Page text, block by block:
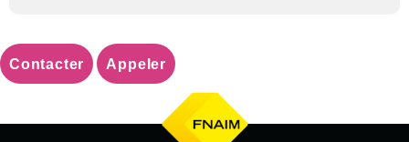
Contacter Appeler